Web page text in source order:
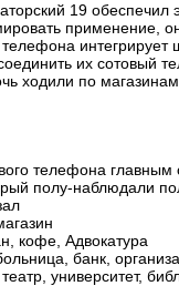
19 обеспечил
применение,
телефона
их сотовый
ходили по
телефона
полу-наблюдали
кофе, Адвокатура
банк,
университет,